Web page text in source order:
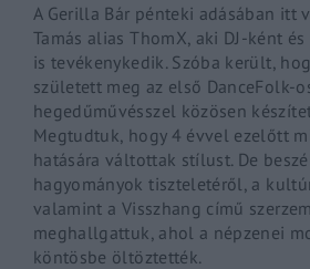
A Gerilla Bár pénteki adásában itt
Tamás alias ThomX, aki DJ-ként
is tevékenykedik. Szóba került,
született meg az első DanceFolk-
hegedűművésszel közösen
Megtudtuk, hogy 4 évvel ezelőtt
hatására váltottak stílust. De
hagyományok tiszteletéről, a
valamint a Visszhang című
meghallgattuk, ahol a népzenei
köntösbe öltöztették.